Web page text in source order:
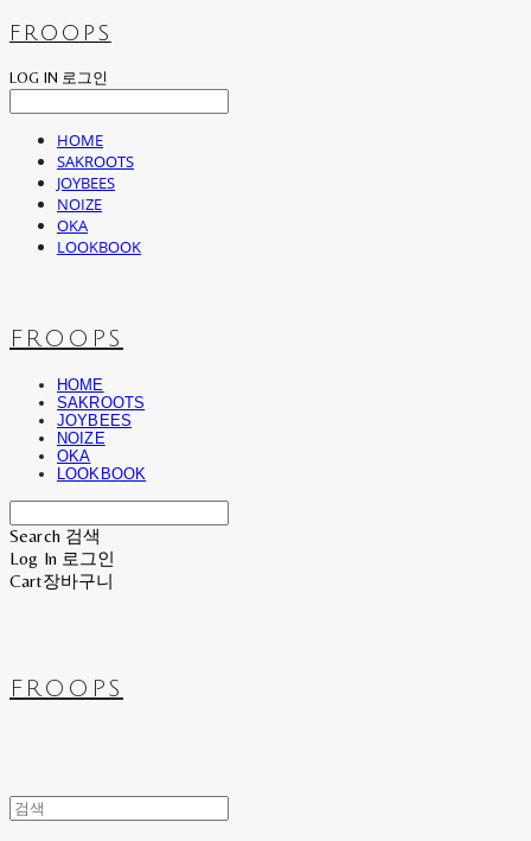
FROOPS
LOG IN 로그인
HOME
SAKROOTS
JOYBEES
NOIZE
OKA
LOOKBOOK
FROOPS
HOME
SAKROOTS
JOYBEES
NOIZE
OKA
LOOKBOOK
Search 검색
Log In 로그인
Cart장바구니
FROOPS